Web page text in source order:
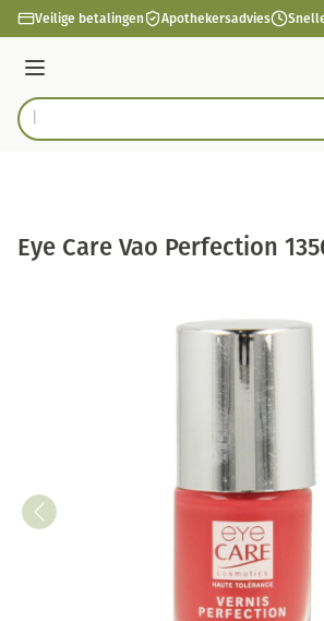
Ga naar de inhoud
Veilige betalingen Apothekersadvies
Menu
Product, merk, categorie...
Eye Care Vao Perfection